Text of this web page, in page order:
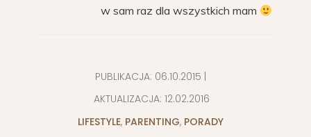
w sam raz dla wszystkich mam
PUBLIKACJA: 06.10.2015
AKTUALIZACJA: 12.02.2016
LIFESTYLE, PARENTING, PORADY